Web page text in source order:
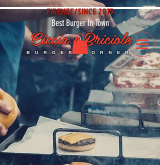
FIRENZE/SINCE 2015
Best Burger In Town
Ciccia e Briciole
BURGER CORNER